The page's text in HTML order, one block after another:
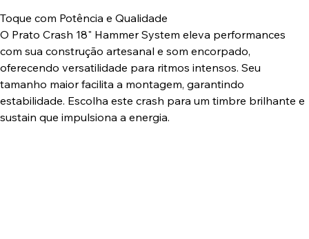
Toque com Potência e Qualidade
O Prato Crash 18" Hammer System eleva performances
com sua construção artesanal e som encorpado,
oferecendo versatilidade para ritmos intensos. Seu
tamanho maior facilita a montagem, garantindo
estabilidade. Escolha este crash para um timbre brilhante e
sustain que impulsiona a energia.